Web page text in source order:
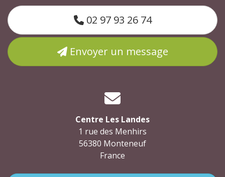
02 97 93 26 74
Envoyer un message
Centre Les Landes
1 rue des Menhirs
56380 Monteneuf
France